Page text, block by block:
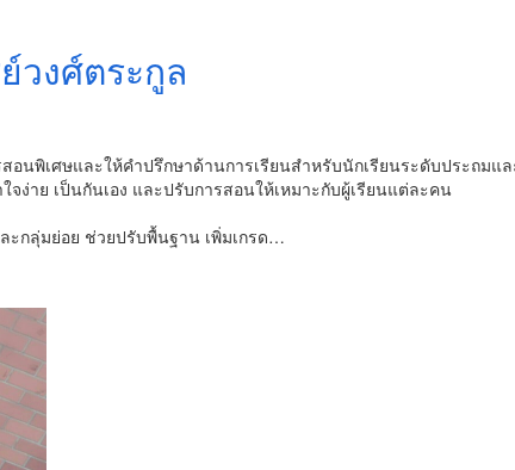
งศ์ตระกูล
อนพิเศษและให้คำปรึกษาด้านการเรียนสำหรับนักเรียนระดับประถม
จง่าย เป็นกันเอง และปรับการสอนให้เหมาะกับผู้เรียนแต่ละคน
ะกลุ่มย่อย ช่วยปรับพื้นฐาน เพิ่มเกรด…